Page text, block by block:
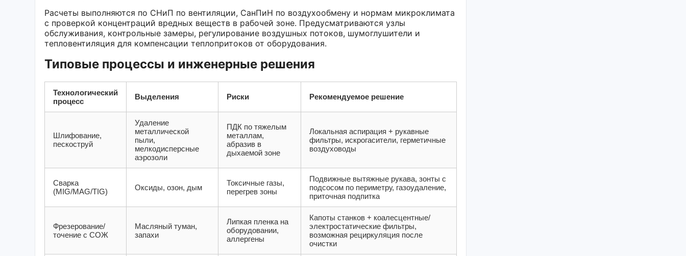
Расчеты выполняются по СНиП по вентиляции, СанПиН по воздухообмену и нормам микроклимата
с проверкой концентраций вредных веществ в рабочей зоне. Предусматриваются узлы
обслуживания, контрольные замеры, регулирование воздушных потоков, шумоглушители и
тепловентиляция для компенсации теплопритоков от оборудования.
Типовые процессы и инженерные решения
Технологический
процесс
Выделения Риски Рекомендуемое решение
Шлифование,
пескоструй
Удаление
металлической
пыли,
мелкодисперсные
аэрозоли
ПДК по тяжелым
металлам,
абразив в
дыхаемой зоне
Локальная аспирация + рукавные
фильтры, искрогасители, герметичные
воздуховоды
Сварка
(MIG/MAG/TIG)
Оксиды, озон, дым
Токсичные газы,
перегрев зоны
Подвижные вытяжные рукава, зонты с
подсосом по периметру, газоудаление,
приточная подпитка
Фрезерование/
точение с СОЖ
Масляный туман,
запахи
Липкая пленка на
оборудовании,
аллергены
Капоты станков + коалесцентные/
электростатические фильтры,
возможная рециркуляция после
очистки